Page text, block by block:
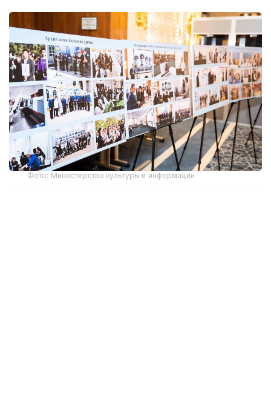
Фото: Министерство культуры и информации